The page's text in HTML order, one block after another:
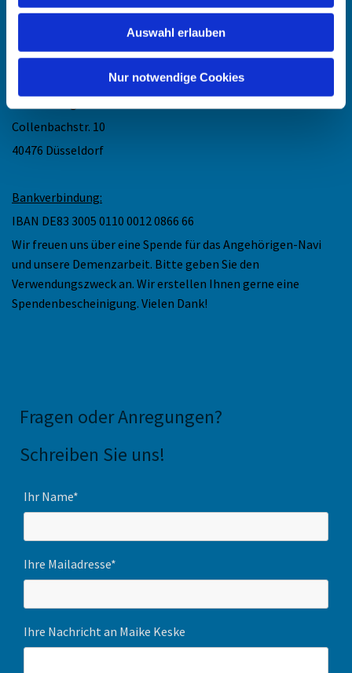
Auswahl erlauben
Nur notwendige Cookies
(telefonische Sprechzeit: Mo und Do 11.30 - 13 Uhr)
Mail: maike.keske@ekir.de
Collenbachstr. 10
40476 Düsseldorf
Bankverbindung:
IBAN DE83 3005 0110 0012 0866 66
Wir freuen uns über eine Spende für das Angehörigen-Navi
und unsere Demenzarbeit. Bitte geben Sie den
Verwendungszweck an. Wir erstellen Ihnen gerne eine
Spendenbescheinigung. Vielen Dank!
Fragen oder Anregungen?
Schreiben Sie uns!
Ihr Name*
Ihre Mailadresse*
Ihre Nachricht an Maike Keske